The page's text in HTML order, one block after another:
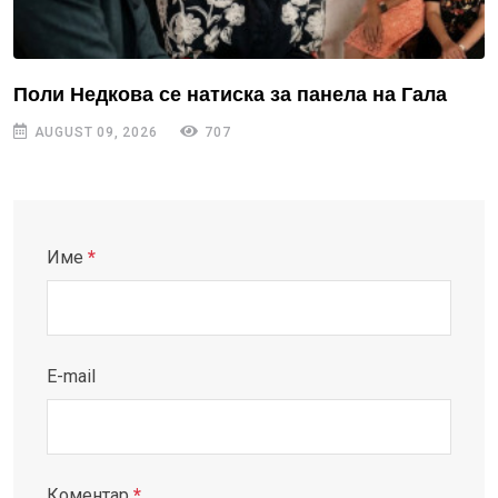
Поли Недкова се натиска за панела на Гала
AUGUST 09, 2026 707
Име *
E-mail